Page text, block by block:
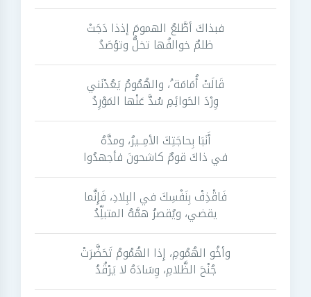
فبذاكَ أطَّلعُ الهمومَ إذذا دَجَتْ
ظلمٌ خوالفُها تخلُّ وتؤصَدُ
قَالَتْ أُمَامَة ُ، والهُمُومُ يَعُدْنَني
وِرْدَ الحَوائِمِ سُدَّ عَنْها المَوْرِدُ
أَنَبَا بِحاجَتِكَ الأمِــيرُ، ومدَّهُ
في ذاكَ قومٌ كاشحونَ فأجهدُوا
فَاقْذِفْ بِنَفْسِكَ في البِلادِ، فَإِنَّما
يقضي، ويُقصرُ همَّهُ المتبلِّدُ
وأخُو الهُمُومِ، إِذا الهُمُومُ تَحَضَّرَتْ
جُنْحَ الظَّلامِ، وِسَادَهُ لا يَرْقُدُ